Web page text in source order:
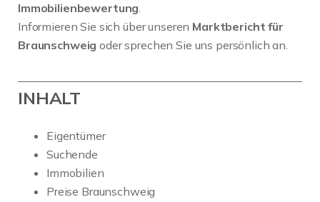
Immobilienbewertung.
Informieren Sie sich über unseren Marktbericht für
Braunschweig oder sprechen Sie uns persönlich an.
INHALT
Eigentümer
Suchende
Immobilien
Preise Braunschweig